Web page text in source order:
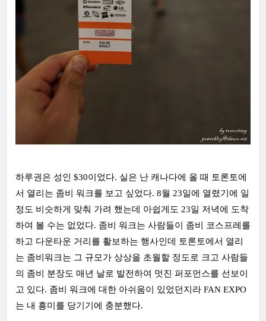
하루권은 성인 $30이었다. 실은 난 캐나다에 올 때 토론토에
서 열리는 좀비 워크를 보고 싶었다. 8월 23일에 열렸기에 일
정도 비슷하게 맞춰 가려 했는데 아쉽게도 23일 저녁에 도착
하여 볼 수는 없었다. 좀비 워크는 사람들이 좀비 코스프레를
하고 다운타운 거리를 활보하는 행사인데 토론토에서 열리
는 좀비워크는 그 규모가 상상을 초월할 정도로 크고 사람들
의 좀비 분장도 매년 날로 발전하여 멋진 퍼포먼스를 선보이
고 있다. 좀비 워크에 대한 아쉬움이 있었던지라 FAN EXPO
는 내 흥미를 당기기에 충분했다.